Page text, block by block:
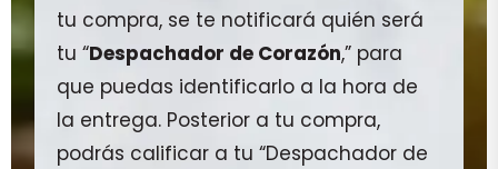
tu compra, se te notificará quién será
tu “Despachador de Corazón,” para
que puedas identificarlo a la hora de
la entrega. Posterior a tu compra,
podrás calificar a tu “Despachador de